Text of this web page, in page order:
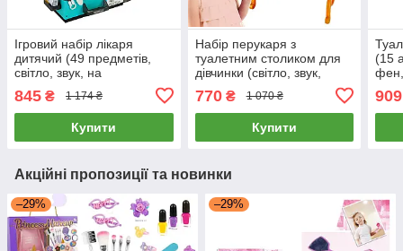
Ігровий набір лікаря
дитячий (49 предметів,
світло, звук, на
660-95
845 ₴ 1 174 ₴
Купити
Набір перукаря з
туалетним столиком для
дівчинки (світло, звук,
дзеркало, фен, аксесуари)
0807-36
770₴ 1 070 ₴
Купити
(15
909
Акційні пропозиції та новинки
–29% –29%